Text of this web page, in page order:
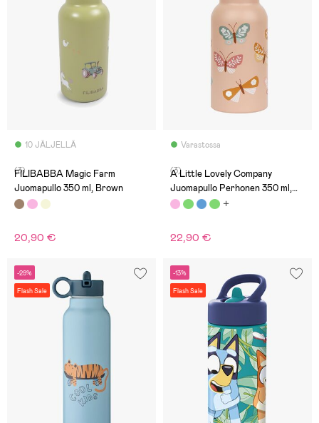
10 JÄLJELLÄ
(3)
FILIBABBA Magic Farm
Juomapullo 350 ml, Brown
20,90 €
Varastossa
(3)
A Little Lovely Company
Juomapullo Perhonen 350 ml,
Vaaleanpunainen
22,90 €
-29%
Flash Sale
-13%
Flash Sale